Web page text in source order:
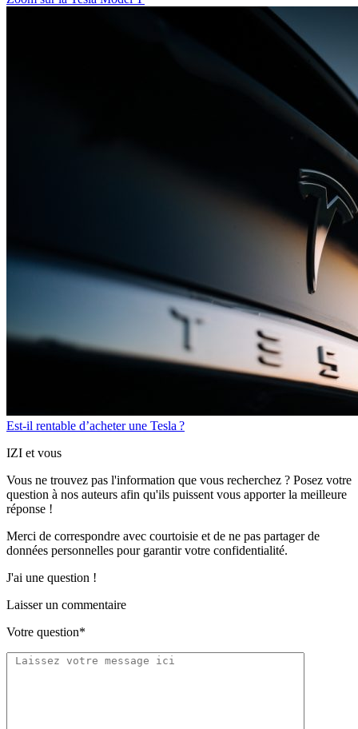
Est-il rentable d’acheter une Tesla ?
IZI et vous
Vous ne trouvez pas l'information que vous recherchez ? Posez votre
question à nos auteurs afin qu'ils puissent vous apporterla meilleure
réponse !
Merci de correspondre avec courtoisie et de ne pas partagerde
données personnelles pour garantir votre confidentialité.
J'ai une question !
Laisser un commentaire
Votre question*